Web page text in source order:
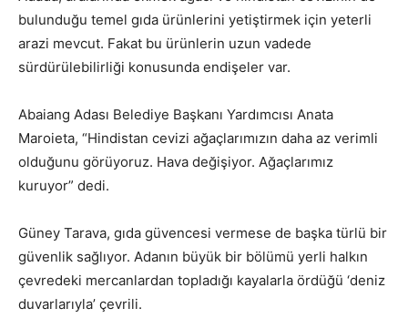
bulunduğu temel gıda ürünlerini yetiştirmek için yeterli
arazi mevcut. Fakat bu ürünlerin uzun vadede
sürdürülebilirliği konusunda endişeler var.
Abaiang Adası Belediye Başkanı Yardımcısı Anata
Maroieta, “Hindistan cevizi ağaçlarımızın daha az verimli
olduğunu görüyoruz. Hava değişiyor. Ağaçlarımız
kuruyor” dedi.
Güney Tarava, gıda güvencesi vermese de başka türlü bir
güvenlik sağlıyor. Adanın büyük bir bölümü yerli halkın
çevredeki mercanlardan topladığı kayalarla ördüğü ‘deniz
duvarlarıyla’ çevrili.